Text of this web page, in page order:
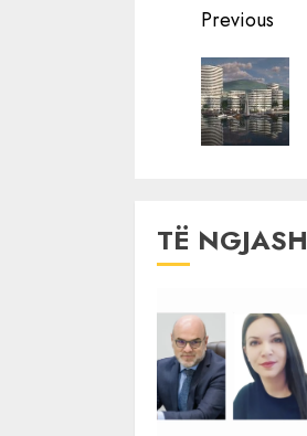
Mernicës,
vëllai të
për vrasje!
Continue
Previous
TË